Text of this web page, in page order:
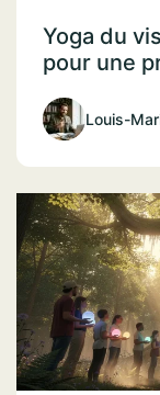
Yoga du
pour une
Louis-